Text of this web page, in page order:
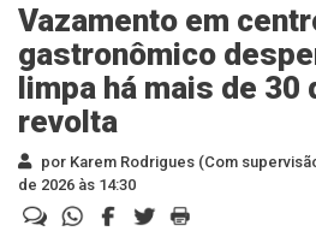
Vazamento em
gastronômico
limpa há mais de 30
revolta
por Karem Rodrigues (Com
de 2026 às 14:30